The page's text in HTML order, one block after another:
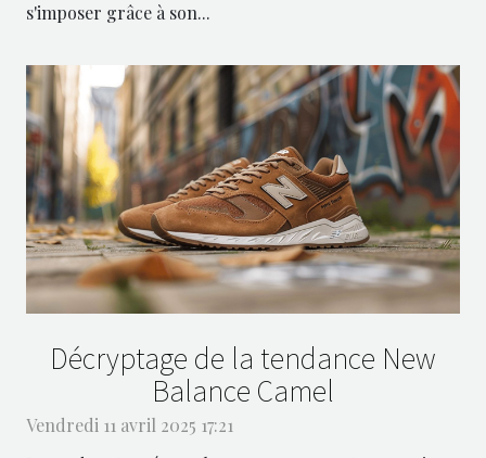
s'imposer grâce à son...
Décryptage de la tendance New
Balance Camel
Vendredi 11 avril 2025 17:21